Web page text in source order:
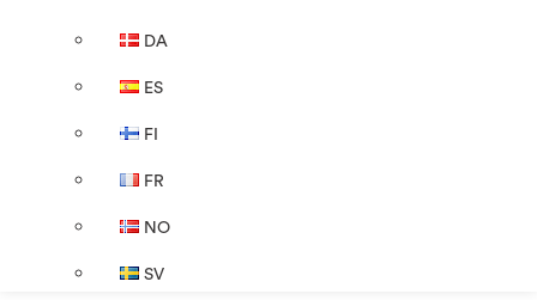
DA
ES
FI
FR
NO
SV